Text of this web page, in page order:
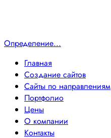
Определение...
Главная
Создание сайтов
Сайты по направлениям
Портфолио
Цены
О компании
Контакты